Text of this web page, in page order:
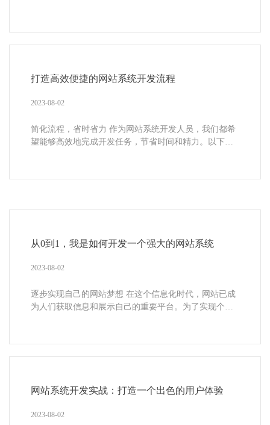
打造高效便捷的网站系统开发流程
2023-08-02
简化流程，省时省力 作为网站系统开发人员，我们都希
望能够高效地完成开发任务，节省时间和精力。以下是
从0到1，我是如何开发一个强大的网站系统
2023-08-02
逐步实现自己的网站梦想 在这个信息化时代，网站已成
为人们获取信息和展示自己的重要平台。为了实现个人
网站系统开发实战：打造一个出色的用户体验
2023-08-02